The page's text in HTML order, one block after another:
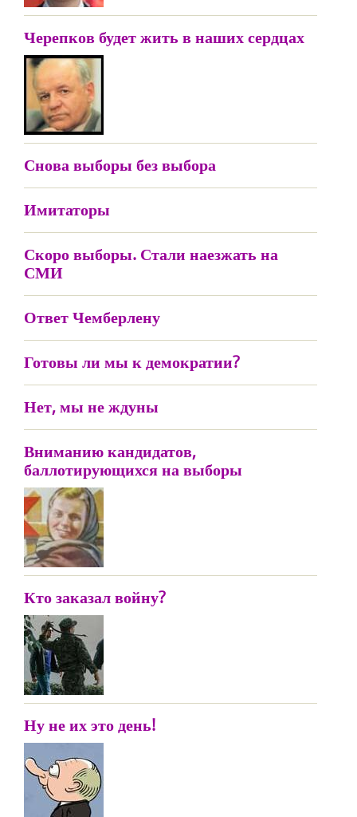
Черепков будет жить в наших сердцах
Снова выборы без выбора
Имитаторы
Скоро выборы. Стали наезжать на
СМИ
Ответ Чемберлену
Готовы ли мы к демократии?
Нет, мы не ждуны
Вниманию кандидатов,
баллотирующихся на выборы
Кто заказал войну?
Ну не их это день!